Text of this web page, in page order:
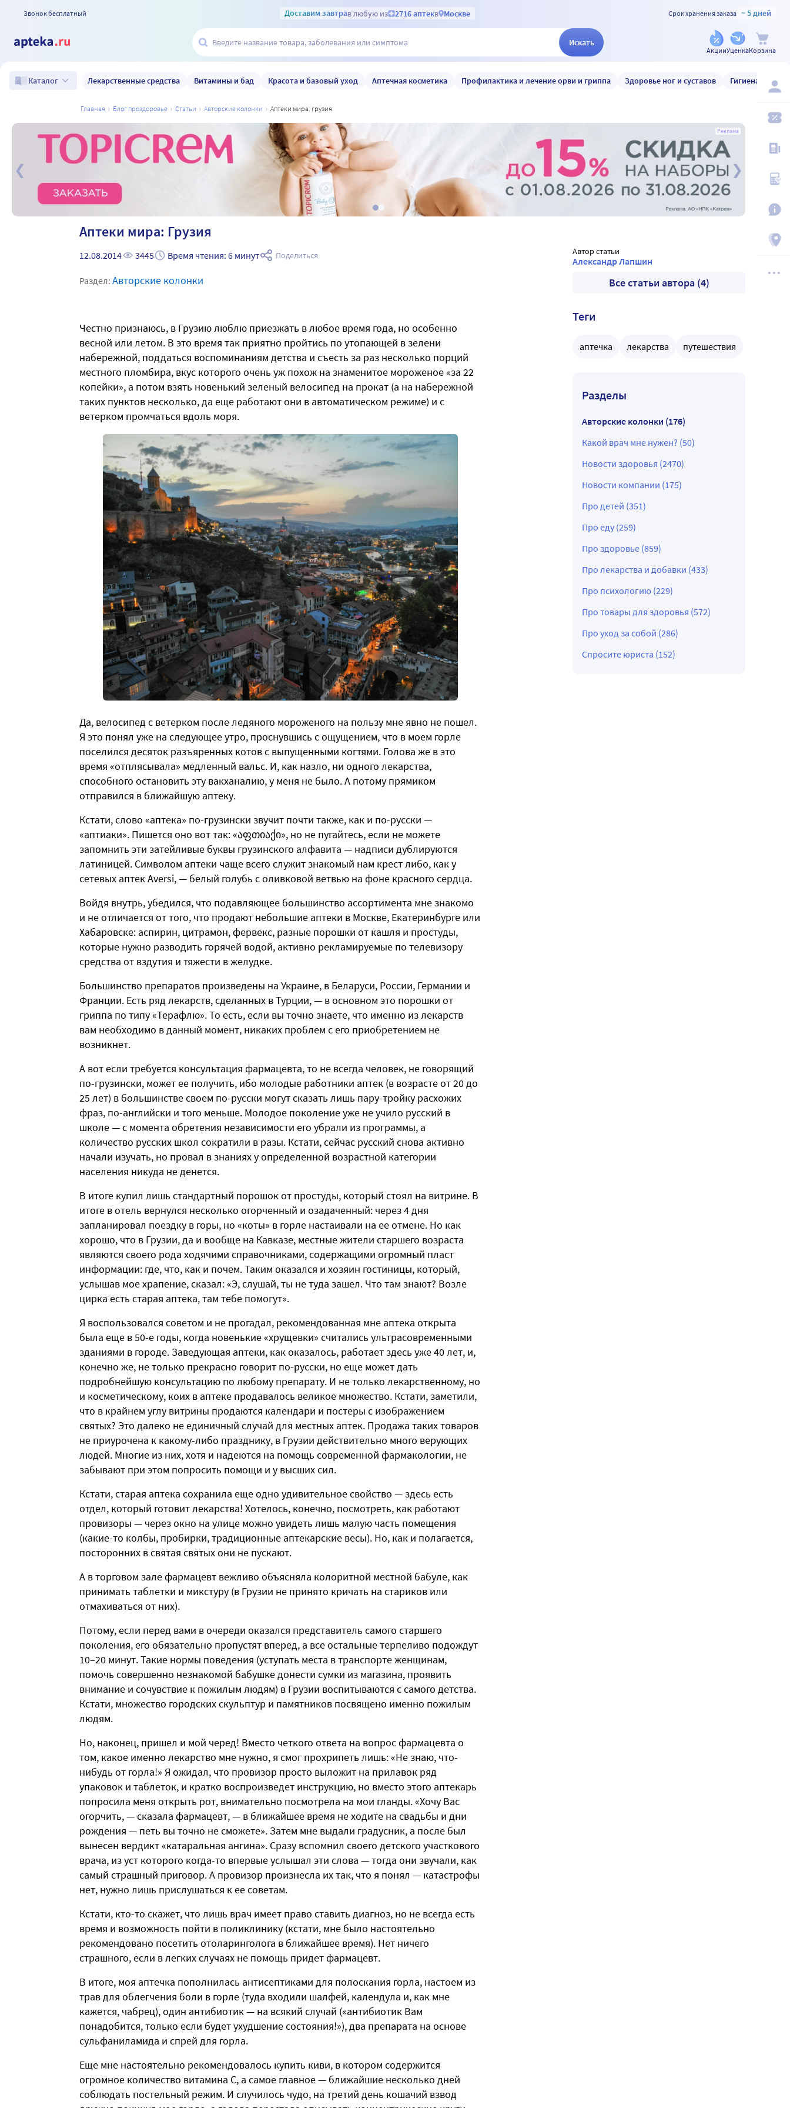
Звонок бесплатный Доставим завтрав любую из 2716 аптекв Москве Срок хранения заказа ~ 5 дней
Искать
АкцииУценкаКорзина
Каталог Лекарственные средства Витамины и бад Красота и базовый уход Аптечная косметика Профилактика и лечение орви и гриппа Здоровье ног и суставов Гигиена и уход
главная блог проздоровье статьи авторские колонки аптеки мира: грузия
Реклама
Аптеки мира: Грузия
12.08.2014 3445 Время чтения: 6 минут Поделиться
Раздел: Авторские колонки
Честно признаюсь, в Грузию люблю приезжать в любое время года, но особенно
весной или летом. В это время так приятно пройтись по утопающей в зелени
набережной, поддаться воспоминаниям детства и съесть за раз несколько порций
местного пломбира, вкус которого очень уж похож на знаменитое мороженое «за 22
копейки», а потом взять новенький зеленый велосипед на прокат (а на набережной
таких пунктов несколько, да еще работают они в автоматическом режиме) и с
ветерком промчаться вдоль моря.
Да, велосипед с ветерком после ледяного мороженого на пользу мне явно не пошел.
Я это понял уже на следующее утро, проснувшись с ощущением, что в моем горле
поселился десяток разъяренных котов с выпущенными когтями. Голова же в это
время «отплясывала» медленный вальс. И, как назло, ни одного лекарства,
способного остановить эту вакханалию, у меня не было. А потому прямиком
отправился в ближайшую аптеку.
Кстати, слово «аптека» по-грузински звучит почти также, как и по-русски —
«аптиаки». Пишется оно вот так: «აფთიაქი», но не пугайтесь, если не можете
запомнить эти затейливые буквы грузинского алфавита — надписи дублируются
латиницей. Символом аптеки чаще всего служит знакомый нам крест либо, как у
сетевых аптек Aversi, — белый голубь с оливковой ветвью на фоне красного сердца.
Войдя внутрь, убедился, что подавляющее большинство ассортимента мне знакомо
и не отличается от того, что продают небольшие аптеки в Москве, Екатеринбурге или
Хабаровске: аспирин, цитрамон, фервекс, разные порошки от кашля и простуды,
которые нужно разводить горячей водой, активно рекламируемые по телевизору
средства от вздутия и тяжести в желудке.
Большинство препаратов произведены на Украине, в Беларуси, России, Германии и
Франции. Есть ряд лекарств, сделанных в Турции, — в основном это порошки от
гриппа по типу «Терафлю». То есть, если вы точно знаете, что именно из лекарств
вам необходимо в данный момент, никаких проблем с его приобретением не
возникнет.
А вот если требуется консультация фармацевта, то не всегда человек, не говорящий
по-грузински, может ее получить, ибо молодые работники аптек (в возрасте от 20 до
25 лет) в большинстве своем по-русски могут сказать лишь пару-тройку расхожих
фраз, по-английски и того меньше. Молодое поколение уже не учило русский в
школе — с момента обретения независимости его убрали из программы, а
количество русских школ сократили в разы. Кстати, сейчас русский снова активно
начали изучать, но провал в знаниях у определенной возрастной категории
населения никуда не денется.
В итоге купил лишь стандартный порошок от простуды, который стоял на витрине. В
итоге в отель вернулся несколько огорченный и озадаченный: через 4 дня
запланировал поездку в горы, но «коты» в горле настаивали на ее отмене. Но как
хорошо, что в Грузии, да и вообще на Кавказе, местные жители старшего возраста
являются своего рода ходячими справочниками, содержащими огромный пласт
информации: где, что, как и почем. Таким оказался и хозяин гостиницы, который,
услышав мое храпение, сказал: «Э, слушай, ты не туда зашел. Что там знают? Возле
цирка есть старая аптека, там тебе помогут».
Я воспользовался советом и не прогадал, рекомендованная мне аптека открыта
была еще в 50-е годы, когда новенькие «хрущевки» считались ультрасовременными
зданиями в городе. Заведующая аптеки, как оказалось, работает здесь уже 40 лет, и,
конечно же, не только прекрасно говорит по-русски, но еще может дать
подробнейшую консультацию по любому препарату. И не только лекарственному, но
и косметическому, коих в аптеке продавалось великое множество. Кстати, заметили,
что в крайнем углу витрины продаются календари и постеры с изображением
святых? Это далеко не единичный случай для местных аптек. Продажа таких товаров
не приурочена к какому-либо празднику, в Грузии действительно много верующих
людей. Многие из них, хотя и надеются на помощь современной фармакологии, не
забывают при этом попросить помощи и у высших сил.
Кстати, старая аптека сохранила еще одно удивительное свойство — здесь есть
отдел, который готовит лекарства! Хотелось, конечно, посмотреть, как работают
провизоры — через окно на улице можно увидеть лишь малую часть помещения
(какие-то колбы, пробирки, традиционные аптекарские весы). Но, как и полагается,
посторонних в святая святых они не пускают.
А в торговом зале фармацевт вежливо объясняла колоритной местной бабуле, как
принимать таблетки и микстуру (в Грузии не принято кричать на стариков или
отмахиваться от них).
Потому, если перед вами в очереди оказался представитель самого старшего
поколения, его обязательно пропустят вперед, а все остальные терпеливо подождут
10–20 минут. Такие нормы поведения (уступать места в транспорте женщинам,
помочь совершенно незнакомой бабушке донести сумки из магазина, проявить
внимание и сочувствие к пожилым людям) в Грузии воспитываются с самого детства.
Кстати, множество городских скульптур и памятников посвящено именно пожилым
людям.
Но, наконец, пришел и мой черед! Вместо четкого ответа на вопрос фармацевта о
том, какое именно лекарство мне нужно, я смог прохрипеть лишь: «Не знаю, что-
нибудь от горла!» Я ожидал, что провизор просто выложит на прилавок ряд
упаковок и таблеток, и кратко воспроизведет инструкцию, но вместо этого аптекарь
попросила меня открыть рот, внимательно посмотрела на мои гланды. «Хочу Вас
огорчить, — сказала фармацевт, — в ближайшее время не ходите на свадьбы и дни
рождения — петь вы точно не сможете». Затем мне выдали градусник, а после был
вынесен вердикт «катаральная ангина». Сразу вспомнил своего детского участкового
врача, из уст которого когда-то впервые услышал эти слова — тогда они звучали, как
самый страшный приговор. А провизор произнесла их так, что я понял — катастрофы
нет, нужно лишь прислушаться к ее советам.
Кстати, кто-то скажет, что лишь врач имеет право ставить диагноз, но не всегда есть
время и возможность пойти в поликлинику (кстати, мне было настоятельно
рекомендовано посетить отоларинголога в ближайшее время). Нет ничего
страшного, если в легких случаях не помощь придет фармацевт.
В итоге, моя аптечка пополнилась антисептиками для полоскания горла, настоем из
трав для облегчения боли в горле (туда входили шалфей, календула и, как мне
кажется, чабрец), один антибиотик — на всякий случай («антибиотик Вам
понадобится, только если будет ухудшение состояния!»), два препарата на основе
сульфаниламида и спрей для горла.
Еще мне настоятельно рекомендовалось купить киви, в котором содержится
огромное количество витамина С, а самое главное — ближайшие несколько дней
соблюдать постельный режим. И случилось чудо, на третий день кошачий взвод
Автор статьи
Александр Лапшин
Все статьи автора (4)
Теги
аптечка лекарства путешествия
Разделы
Авторские колонки (176)
Какой врач мне нужен? (50)
Новости здоровья (2470)
Новости компании (175)
Про детей (351)
Про еду (259)
Про здоровье (859)
Про лекарства и добавки (433)
Про психологию (229)
Про товары для здоровья (572)
Про уход за собой (286)
Спросите юриста (152)